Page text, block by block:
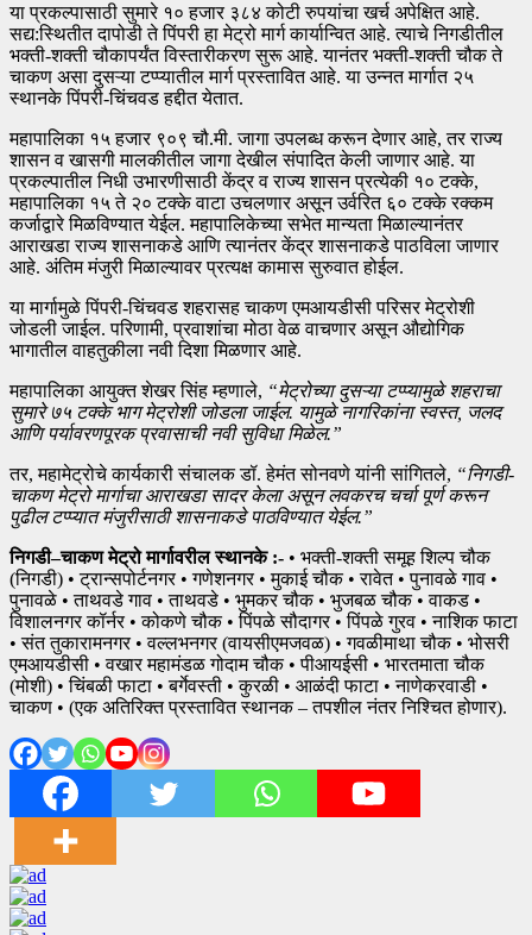
या प्रकल्पासाठी सुमारे १० हजार ३८४ कोटी रुपयांचा खर्च अपेक्षित आहे.
सद्य:स्थितीत दापोडी ते पिंपरी हा मेट्रो मार्ग कार्यान्वित आहे. त्याचे निगडीतील
भक्ती-शक्ती चौकापर्यंत विस्तारीकरण सुरू आहे. यानंतर भक्ती-शक्ती चौक ते
चाकण असा दुसऱ्या टप्प्यातील मार्ग प्रस्तावित आहे. या उन्नत मार्गात २५
स्थानके पिंपरी-चिंचवड हद्दीत येतात.
महापालिका १५ हजार ९०९ चौ.मी. जागा उपलब्ध करून देणार आहे, तर राज्य
शासन व खासगी मालकीतील जागा देखील संपादित केली जाणार आहे. या
प्रकल्पातील निधी उभारणीसाठी केंद्र व राज्य शासन प्रत्येकी १० टक्के,
महापालिका १५ ते २० टक्के वाटा उचलणार असून उर्वरित ६० टक्के रक्कम
कर्जाद्वारे मिळविण्यात येईल. महापालिकेच्या सभेत मान्यता मिळाल्यानंतर
आराखडा राज्य शासनाकडे आणि त्यानंतर केंद्र शासनाकडे पाठविला जाणार
आहे. अंतिम मंजुरी मिळाल्यावर प्रत्यक्ष कामास सुरुवात होईल.
या मार्गामुळे पिंपरी-चिंचवड शहरासह चाकण एमआयडीसी परिसर मेट्रोशी
जोडली जाईल. परिणामी, प्रवाशांचा मोठा वेळ वाचणार असून औद्योगिक
भागातील वाहतुकीला नवी दिशा मिळणार आहे.
महापालिका आयुक्त शेखर सिंह म्हणाले, “मेट्रोच्या दुसऱ्या टप्प्यामुळे शहराचा
सुमारे ७५ टक्के भाग मेट्रोशी जोडला जाईल. यामुळे नागरिकांना स्वस्त, जलद
आणि पर्यावरणपूरक प्रवासाची नवी सुविधा मिळेल.”
तर, महामेट्रोचे कार्यकारी संचालक डॉ. हेमंत सोनवणे यांनी सांगितले, “निगडी-
चाकण मेट्रो मार्गाचा आराखडा सादर केला असून लवकरच चर्चा पूर्ण करून
पुढील टप्प्यात मंजुरीसाठी शासनाकडे पाठविण्यात येईल.”
निगडी–चाकण मेट्रो मार्गावरील स्थानके :- • भक्ती-शक्ती समूह शिल्प चौक
(निगडी) • ट्रान्सपोर्टनगर • गणेशनगर • मुकाई चौक • रावेत • पुनावळे गाव •
पुनावळे • ताथवडे गाव • ताथवडे • भुमकर चौक • भुजबळ चौक • वाकड •
विशालनगर कॉर्नर • कोकणे चौक • पिंपळे सौदागर • पिंपळे गुरव • नाशिक फाटा
• संत तुकारामनगर • वल्लभनगर (वायसीएमजवळ) • गवळीमाथा चौक • भोसरी
एमआयडीसी • वखार महामंडळ गोदाम चौक • पीआयईसी • भारतमाता चौक
(मोशी) • चिंबळी फाटा • बर्गेवस्ती • कुरळी • आळंदी फाटा • नाणेकरवाडी •
चाकण • (एक अतिरिक्त प्रस्तावित स्थानक – तपशील नंतर निश्चित होणार).